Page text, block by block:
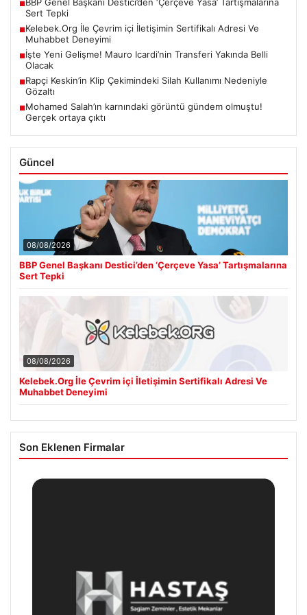
■
Sert Tepki
■Kelebek.Org İle Çevrim içi İletişimin Sertifikalı Adresi Ve
Muhabbet Deneyimi
■İşte Yeni Gelişme! Mauro Icardi’nin Transferi Yakında Belli
Olacak
■Rapçi Keskin’in Klip Çekimindeki Silah Kullanımı Nedeniyle
Gözaltı
■Mohamed Salah’ın karnındaki görüntü gündem olmuştu!
Gerçek ortaya çıktı
Güncel
08/08/2026
BBP Genel Başkanı Destici’den ‘Çerçeve Yasa’ Tartışmalarına
Sert Tepki
08/08/2026
Kelebek.Org İle Çevrim içi İletişimin Sertifikalı Adresi Ve
Muhabbet Deneyimi
Son Eklenen Firmalar